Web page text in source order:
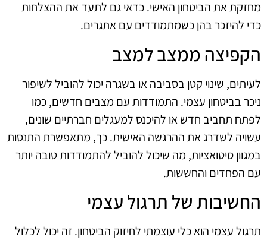
מחזקת את הביטחון האישי. כדאי גם לתעד את ההצלחות
כדי להיזכר בהן כשמתמודדים עם אתגרים.
הקפיצה ממצב למצב
לעיתים, שינוי קטן בסביבה או בשגרה יכול להוביל לשיפור
ניכר בביטחון עצמי. התמודדות עם מצבים חדשים, כמו
לפתח תחביב חדש או להיכנס למעגלים חברתיים שונים,
עשויה לשדרג את ההרגשה האישית. כך, מתאפשרת התנסות
במגוון סיטואציות, מה שיכול להוביל להתמודדות טובה יותר
עם הפחדים והחששות.
החשיבות של תרגול עצמי
תרגול עצמי הוא כלי עוצמתי לחיזוק הביטחון. זה יכול לכלול